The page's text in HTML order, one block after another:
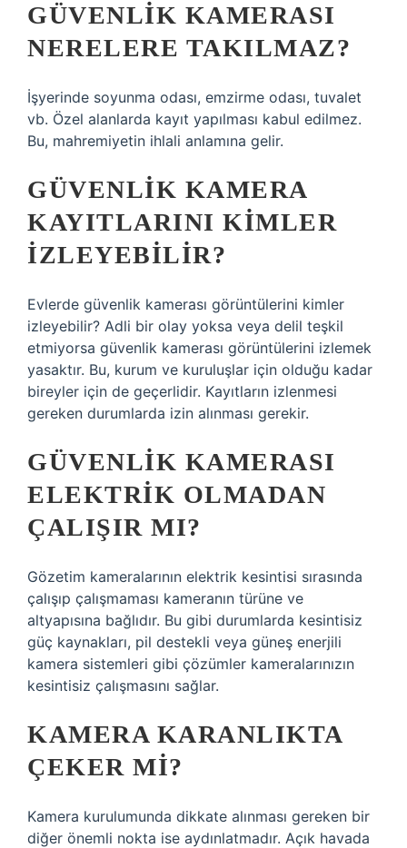
GÜVENLIK KAMERASI
NERELERE TAKILMAZ?
İşyerinde soyunma odası, emzirme odası, tuvalet
vb. Özel alanlarda kayıt yapılması kabul edilmez.
Bu, mahremiyetin ihlali anlamına gelir.
GÜVENLIK KAMERA
KAYITLARINI KIMLER
IZLEYEBILIR?
Evlerde güvenlik kamerası görüntülerini kimler
izleyebilir? Adli bir olay yoksa veya delil teşkil
etmiyorsa güvenlik kamerası görüntülerini izlemek
yasaktır. Bu, kurum ve kuruluşlar için olduğu kadar
bireyler için de geçerlidir. Kayıtların izlenmesi
gereken durumlarda izin alınması gerekir.
GÜVENLIK KAMERASI
ELEKTRIK OLMADAN
ÇALIŞIR MI?
Gözetim kameralarının elektrik kesintisi sırasında
çalışıp çalışmaması kameranın türüne ve
altyapısına bağlıdır. Bu gibi durumlarda kesintisiz
güç kaynakları, pil destekli veya güneş enerjili
kamera sistemleri gibi çözümler kameralarınızın
kesintisiz çalışmasını sağlar.
KAMERA KARANLIKTA
ÇEKER MI?
Kamera kurulumunda dikkate alınması gereken bir
diğer önemli nokta ise aydınlatmadır. Açık havada